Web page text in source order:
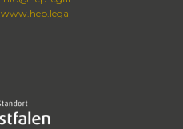
www.hep.legal